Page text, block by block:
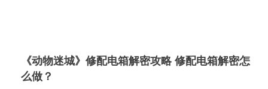
《动物迷城》修配电箱解密攻略 修配电箱解密怎
么做？